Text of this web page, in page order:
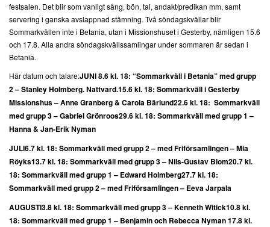
festsalen. Det blir som vanligt sång, bön, tal, andakt/predikan mm, samt
servering i ganska avslappnad stämning. Två söndagskvällar blir
Sommarkvällen inte i Betania, utan i Missionshuset i Gesterby, nämligen 15.6
och 17.8. Alla andra söndagskvällssamlingar under sommaren är sedan i
Betania.
Här datum och talare:JUNI8.6 kl. 18: “Sommarkväll i Betania” med grupp
2 – Stanley Holmberg. Nattvard.15.6 kl. 18: Sommarkväll i Gesterby
Missionshus – Anne Granberg & Carola Bärlund22.6 kl. 18: Sommarkväll
med grupp 3 – Gabriel Grönroos29.6 kl. 18: Sommarkväll med grupp 1 –
Hanna & Jan-Erik Nyman
JULI6.7 kl. 18: Sommarkväll med grupp 2 – med Friförsamlingen – Mia
Röyks13.7 kl. 18: Sommarkväll med grupp 3 – Nils-Gustav Blom20.7 kl.
18: Sommarkväll med grupp 1 – Edward Holmberg27.7 kl. 18:
Sommarkväll med grupp 2 – med Friförsamlingen – Eeva Jarpala
AUGUSTI3.8 kl. 18: Sommarkväll med grupp 3 – Kenneth Witick10.8 kl.
18: Sommarkväll med grupp 1 – Benjamin och Rebecca Nyman17.8 kl.